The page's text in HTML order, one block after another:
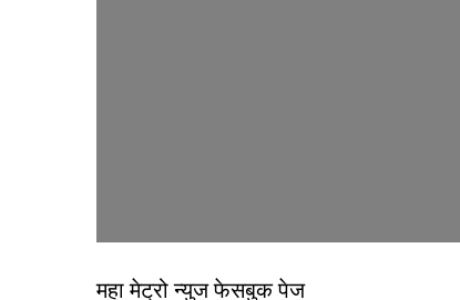
महा मेट्रो न्युज फेसबुक पेज